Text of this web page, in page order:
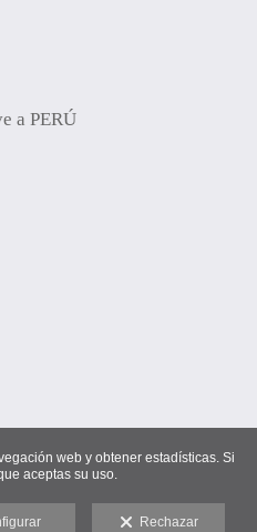
a PERÚ
web y obtener estadísticas. Si
aceptas su uso.
Rechazar